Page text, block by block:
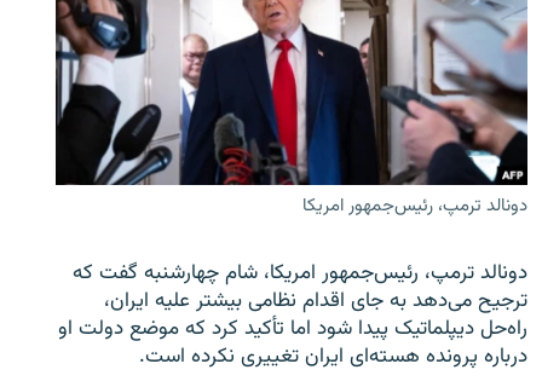
دونالد ترمپ، رئیس‌جمهور امریکا
دونالد ترمپ، رئیس‌جمهور امریکا، شام چهارشنبه گفت که
ترجیح می‌دهد به جای اقدام نظامی بیشتر علیه ایران،
راه‌حل دیپلماتیک پیدا شود اما تأکید کرد که موضع دولت او
درباره پرونده هسته‌ای ایران تغییری نکرده است.